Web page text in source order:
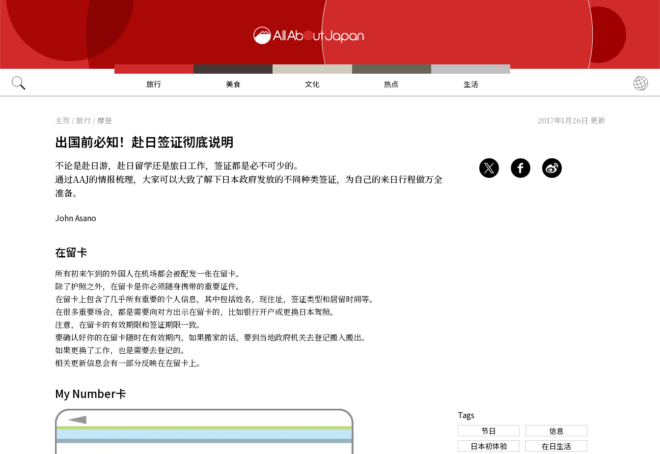
旅行 美食 文化 热点
生活
简体中文
主页 /旅行 / 摩登 2017年1月26日 更新
出国前必知！赴日签证彻底说明
不论是赴日游，赴日留学还是旅日工作，签证都是必不可少的。
通过AAJ的情报梳理，大家可以大致了解下日本政府发放的不同种类签证，为自己的来日行程做万全
准备。
John Asano
在留卡
所有初来乍到的外国人在机场都会被配发一张在留卡。
除了护照之外，在留卡是你必须随身携带的重要证件。
在留卡上包含了几乎所有重要的个人信息，其中包括姓名，现住址，签证类型和居留时间等。
在很多重要场合，都是需要向对方出示在留卡的，比如银行开户或更换日本驾照。
注意，在留卡的有效期限和签证期限一致。
要确认好你的在留卡随时在有效期内，如果搬家的话，要到当地政府机关去登记搬入搬出。
如果更换了工作，也是需要去登记的。
相关更新信息会有一部分反映在在留卡上。
My Number卡
Tags
节日
信息
日本初体验
在日生活